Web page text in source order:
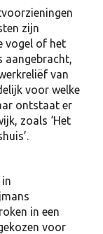
zijn
vogel of het
aangebracht,
van
voor welke
ontstaat er
zoals ‘Het
in een
voor